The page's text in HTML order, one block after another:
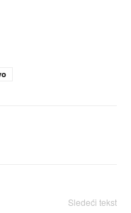
Sledeći tekst